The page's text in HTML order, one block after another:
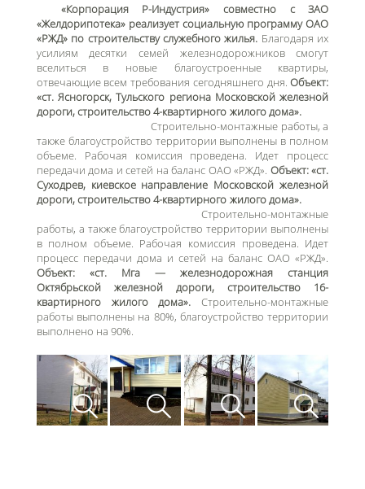
«Корпорация Р-Индустрия» совместно с ЗАО
«Желдорипотека» реализует социальную программу ОАО
«РЖД» по строительству служебного жилья. Благодаря их
усилиям десятки семей железнодорожников смогут
вселиться в новые благоустроенные квартиры,
отвечающие всем требования сегодняшнего дня. Объект:
«ст. Ясногорск, Тульского региона Московской железной
дороги, строительство 4-квартирного жилого дома».
Строительно-монтажные работы, а
также благоустройство территории выполнены в полном
объеме. Рабочая комиссия проведена. Идет процесс
передачи дома и сетей на баланс ОАО «РЖД». Объект: «ст.
Суходрев, киевское направление Московской железной
дороги, строительство 4-квартирного жилого дома».
Строительно-монтажные
работы, а также благоустройство территории выполнены
в полном объеме. Рабочая комиссия проведена. Идет
процесс передачи дома и сетей на баланс ОАО «РЖД».
Объект: «ст. Мга — железнодорожная станция
Октябрьской железной дороги, строительство 16-
квартирного жилого дома».Строительно-монтажные
работы выполнены на 80%, благоустройство территории
выполнено на 90%.